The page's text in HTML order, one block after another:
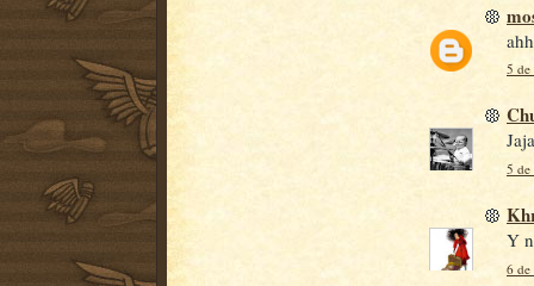
5 de
5 de
Y
6 de